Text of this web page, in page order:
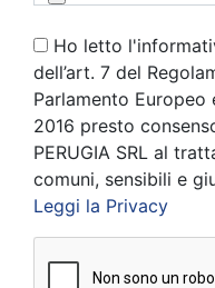
Ho letto
dell’art. 7 del
Parlamento
2016 presto
PERUGIA SRL al
comuni, sensibili e
Leggi la Privacy